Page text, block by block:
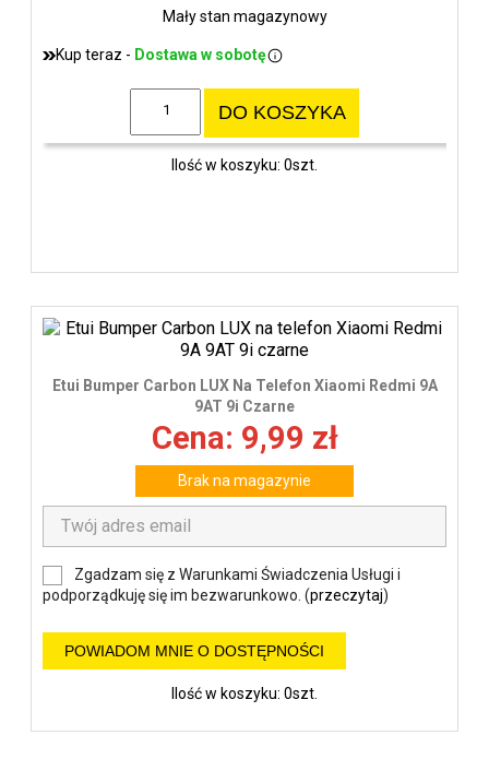
Mały stan magazynowy
Kup teraz - Dostawa w sobotę
DO KOSZYKA
Ilość w koszyku: 0szt.
Etui Bumper Carbon LUX Na Telefon Xiaomi Redmi 9A
9AT 9i Czarne
Cena: 9,99 zł
Brak na magazynie
Zgadzam się z Warunkami Świadczenia Usługi i
podporządkuję się im bezwarunkowo. (przeczytaj)
POWIADOM MNIE O DOSTĘPNOŚCI
Ilość w koszyku: 0szt.